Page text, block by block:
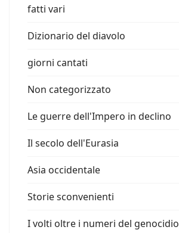
fatti vari
Dizionario del diavolo
giorni cantati
Non categorizzato
Le guerre dell'Impero in declino
Il secolo dell'Eurasia
Asia occidentale
Storie sconvenienti
I volti oltre i numeri del genocidio